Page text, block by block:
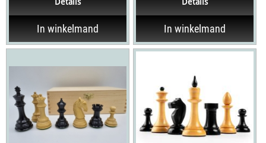
In winkelmand In winkelmand